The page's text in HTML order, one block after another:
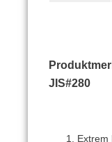
JIS#280
Extrem